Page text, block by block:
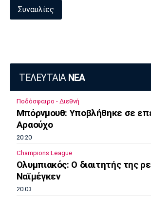
Συναυλίες
ΤΕΛΕΥΤΑΙΑ ΝΕΑ
Ποδόσφαιρο - Διεθνή
Μπόρνμουθ: Υποβλήθηκε σε
Αραούχο
20:20
Champions League
Ολυμπιακός: Ο διαιτητής της
Ναϊμέγκεν
20:03